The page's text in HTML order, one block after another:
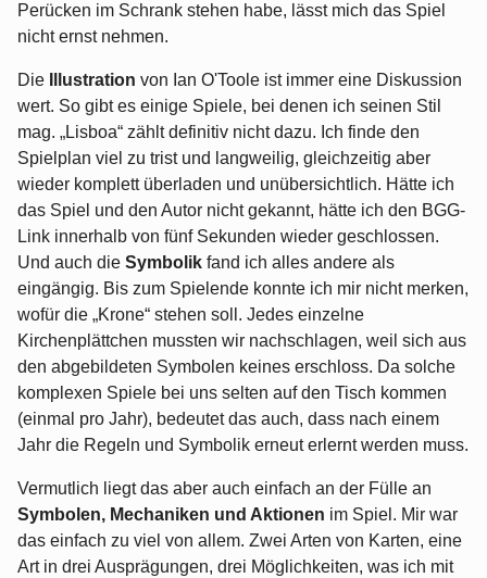
Perücken im Schrank stehen habe, lässt mich das Spiel
nicht ernst nehmen.
Die Illustration von Ian O'Toole ist immer eine Diskussion
wert. So gibt es einige Spiele, bei denen ich seinen Stil
mag. „Lisboa“ zählt definitiv nicht dazu. Ich finde den
Spielplan viel zu trist und langweilig, gleichzeitig aber
wieder komplett überladen und unübersichtlich. Hätte ich
das Spiel und den Autor nicht gekannt, hätte ich den BGG-
Link innerhalb von fünf Sekunden wieder geschlossen.
Und auch die Symbolik fand ich alles andere als
eingängig. Bis zum Spielende konnte ich mir nicht merken,
wofür die „Krone“ stehen soll. Jedes einzelne
Kirchenplättchen mussten wir nachschlagen, weil sich aus
den abgebildeten Symbolen keines erschloss. Da solche
komplexen Spiele bei uns selten auf den Tisch kommen
(einmal pro Jahr), bedeutet das auch, dass nach einem
Jahr die Regeln und Symbolik erneut erlernt werden muss.
Vermutlich liegt das aber auch einfach an der Fülle an
Symbolen, Mechaniken und Aktionen im Spiel. Mir war
das einfach zu viel von allem. Zwei Arten von Karten, eine
Art in drei Ausprägungen, drei Möglichkeiten, was ich mit